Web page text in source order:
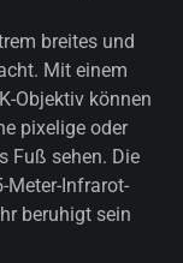
breites und
Mit einem
Objektiv können
pixelige oder
Fuß sehen. Die
Meter-Infrarot-
beruhigt sein